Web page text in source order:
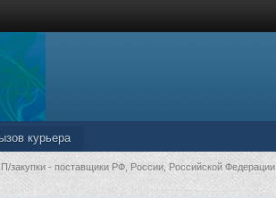
курьера
закупки - поставщики РФ, России, Российской Федерации